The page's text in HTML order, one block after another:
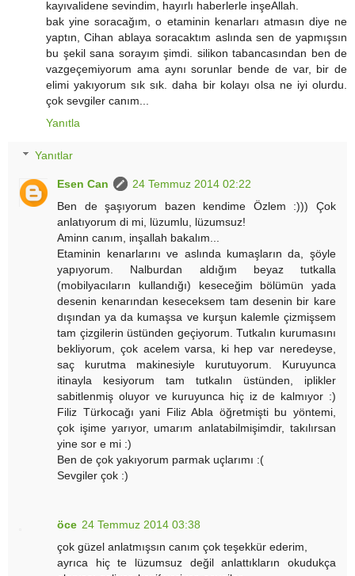
kayıvalidene sevindim, hayırlı haberlerle inşeAllah.
bak yine soracağım, o etaminin kenarları atmasın diye ne
yaptın, Cihan ablaya soracaktım aslında sen de yapmışsın
bu şekil sana sorayım şimdi. silikon tabancasından ben de
vazgeçemiyorum ama aynı sorunlar bende de var, bir de
elimi yakıyorum sık sık. daha bir kolayı olsa ne iyi olurdu.
çok sevgiler canım...
Yanıtla
Yanıtlar
Esen Can
24 Temmuz 2014 02:22
Ben de şaşıyorum bazen kendime Özlem :))) Çok
anlatıyorum di mi, lüzumlu, lüzumsuz!
Aminn canım, inşallah bakalım...
Etaminin kenarlarını ve aslında kumaşların da, şöyle
yapıyorum. Nalburdan aldığım beyaz tutkalla
(mobilyacıların kullandığı) keseceğim bölümün yada
desenin kenarından keseceksem tam desenin bir kare
dışından ya da kumaşsa ve kurşun kalemle çizmişsem
tam çizgilerin üstünden geçiyorum. Tutkalın kurumasını
bekliyorum, çok acelem varsa, ki hep var neredeyse,
saç kurutma makinesiyle kurutuyorum. Kuruyunca
itinayla kesiyorum tam tutkalın üstünden, iplikler
sabitlenmiş oluyor ve kuruyunca hiç iz de kalmıyor :)
Filiz Türkocağı yani Filiz Abla öğretmişti bu yöntemi,
çok işime yarıyor, umarım anlatabilmişimdir, takılırsan
yine sor e mi :)
Ben de çok yakıyorum parmak uçlarımı :(
Sevgiler çok :)
öce 24 Temmuz 2014 03:38
çok güzel anlatmışsın canım çok teşekkür ederim,
ayrıca hiç te lüzumsuz değil anlattıkların okudukça